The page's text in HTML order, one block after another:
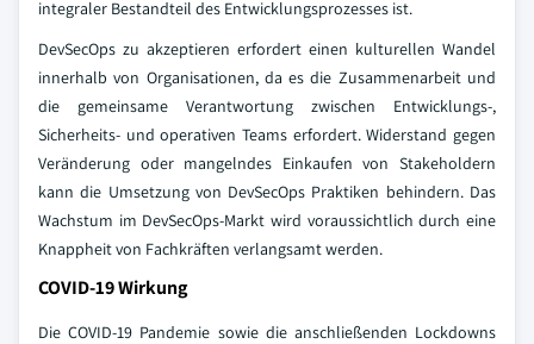
integraler Bestandteil des Entwicklungsprozesses ist.
DevSecOps zu akzeptieren erfordert einen kulturellen Wandel
innerhalb von Organisationen, da es die Zusammenarbeit und
die gemeinsame Verantwortung zwischen Entwicklungs-,
Sicherheits- und operativen Teams erfordert. Widerstand gegen
Veränderung oder mangelndes Einkaufen von Stakeholdern
kann die Umsetzung von DevSecOps Praktiken behindern. Das
Wachstum im DevSecOps-Markt wird voraussichtlich durch eine
Knappheit von Fachkräften verlangsamt werden.
COVID-19 Wirkung
Die COVID-19 Pandemie sowie die anschließenden Lockdowns